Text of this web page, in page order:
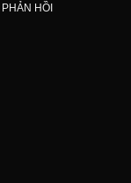
PHẢN HỒI